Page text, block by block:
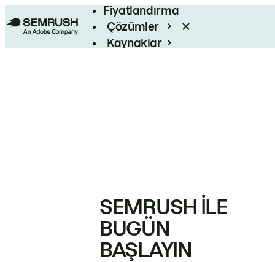
Fiyatlandırma
Çözümler
Kaynaklar
SEMRUSH ILE
BUGÜN
BAŞLAYIN